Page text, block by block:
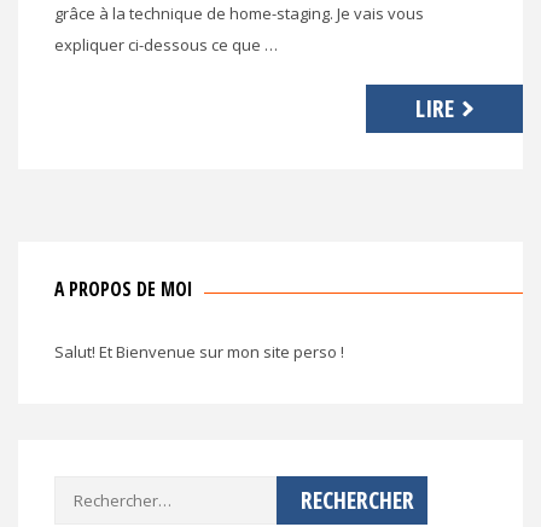
grâce à la technique de home-staging. Je vais vous
expliquer ci-dessous ce que …
LIRE
A PROPOS DE MOI
Salut! Et Bienvenue sur mon site perso !
Rechercher :